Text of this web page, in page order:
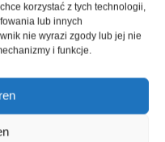
korzystać z tych technologii,
lub innych
nie wyrazi zgody lub jej nie
i funkcje.